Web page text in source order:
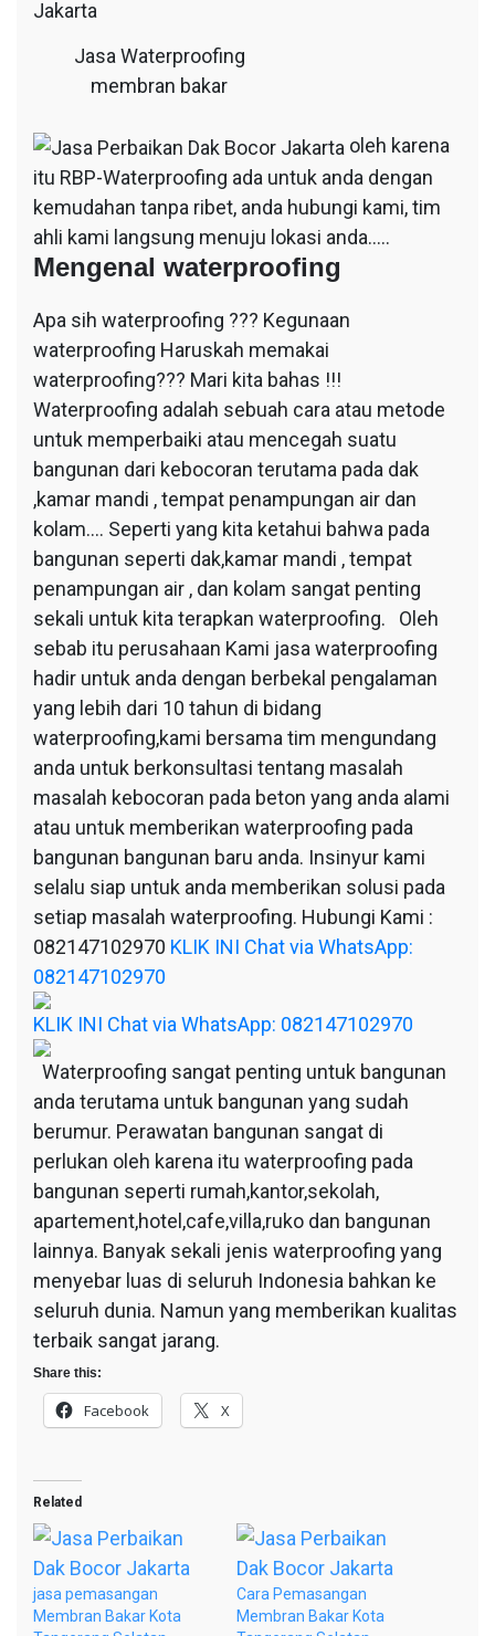
Jasa Waterproofing
membran bakar
oleh karena
itu RBP-Waterproofing ada untuk anda dengan
kemudahan tanpa ribet, anda hubungi kami, tim
ahli kami langsung menuju lokasi anda…..
Mengenal waterproofing
Apa sih waterproofing ??? Kegunaan
waterproofing Haruskah memakai
waterproofing??? Mari kita bahas !!!
Waterproofing adalah sebuah cara atau metode
untuk memperbaiki atau mencegah suatu
bangunan dari kebocoran terutama pada dak
,kamar mandi , tempat penampungan air dan
kolam…. Seperti yang kita ketahui bahwa pada
bangunan seperti dak,kamar mandi , tempat
penampungan air , dan kolam sangat penting
sekali untuk kita terapkan waterproofing. Oleh
sebab itu perusahaan Kami jasa waterproofing
hadir untuk anda dengan berbekal pengalaman
yang lebih dari 10 tahun di bidang
waterproofing,kami bersama tim mengundang
anda untuk berkonsultasi tentang masalah
masalah kebocoran pada beton yang anda alami
atau untuk memberikan waterproofing pada
bangunan bangunan baru anda. Insinyur kami
selalu siap untuk anda memberikan solusi pada
setiap masalah waterproofing. Hubungi Kami :
082147102970 KLIK INI Chat via WhatsApp:
082147102970
KLIK INI Chat via WhatsApp: 082147102970
Waterproofing sangat penting untuk bangunan
anda terutama untuk bangunan yang sudah
berumur. Perawatan bangunan sangat di
perlukan oleh karena itu waterproofing pada
bangunan seperti rumah,kantor,sekolah,
apartement,hotel,cafe,villa,ruko dan bangunan
lainnya. Banyak sekali jenis waterproofing yang
menyebar luas di seluruh Indonesia bahkan ke
seluruh dunia. Namun yang memberikan kualitas
terbaik sangat jarang.
Share this:
Facebook X
Related
jasa pemasangan
Membran Bakar Kota
Cara Pemasangan
Membran Bakar Kota